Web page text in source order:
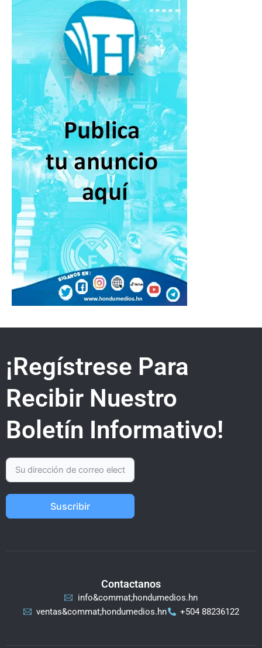
¡Regístrese Para
Recibir Nuestro
Boletín Informativo!
Suscribir
Contactanos
info&commat;hondumedios.hn
ventas&commat;hondumedios.hn
+504 88236122